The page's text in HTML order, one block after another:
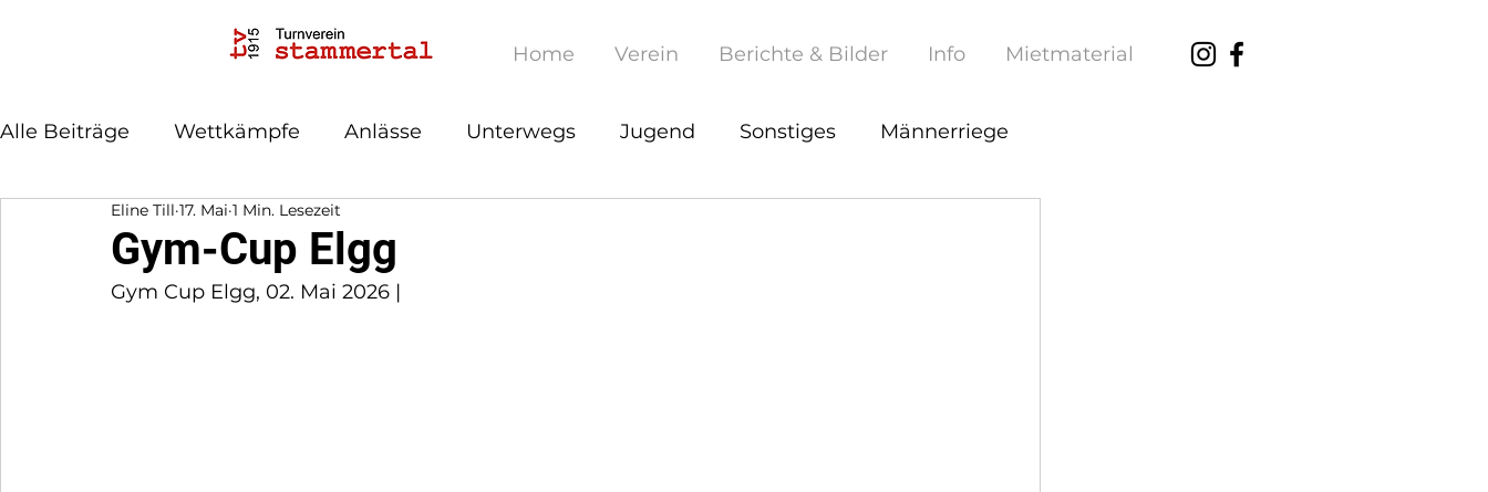
Home Verein Berichte & Bilder Info Mietmaterial
Alle Beiträge Wettkämpfe Anlässe Unterwegs Jugend Sonstiges Männerriege
Gym-Cup Elgg
Eline Till 17. Mai 1 Min. Lesezeit
Gym Cup Elgg, 02. Mai 2026 |